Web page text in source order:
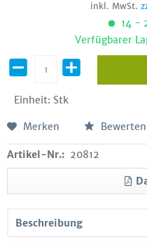
inkl. MwSt.
14 -
Verfügbarer
Einheit: Stk
Merken Bewerten
Artikel-Nr.: 20812
Beschreibung